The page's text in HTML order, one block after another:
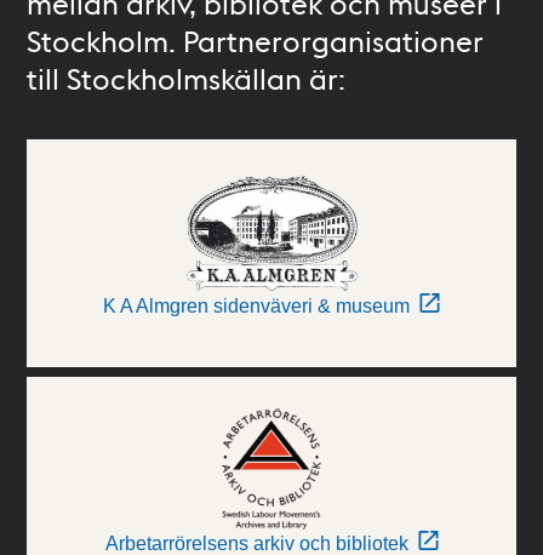
Stockholm. Partnerorganisationer
till Stockholmskällan är:
K A Almgren sidenväveri & museum
Arbetarrörelsens arkiv och bibliotek